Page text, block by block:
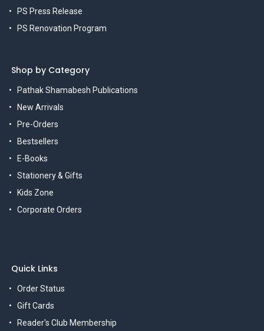
PS Press Release
PS Renovation Program
Shop by Category
Pathak Shamabesh Publications
New Arrivals
Pre-Orders
Bestsellers
E-Books
Stationery & Gifts
Kids Zone
Corporate Orders
Quick Links
Order Status
Gift Cards
Reader's Club Membership